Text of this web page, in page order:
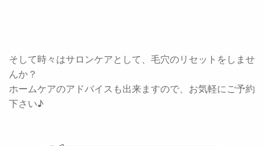
そして時々はサロンケアとして、毛穴のリセットをしませ
んか？
ホームケアのアドバイスも出来ますので、お気軽にご予約
下さい♪